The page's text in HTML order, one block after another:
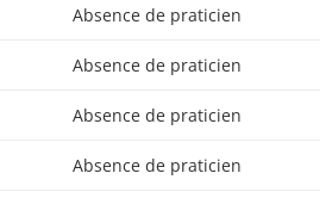
Absence de praticien
Absence de praticien
Absence de praticien
Absence de praticien